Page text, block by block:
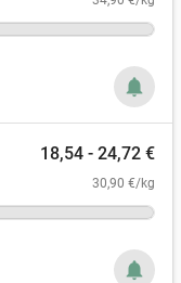
notifications
18,54 - 24,72 €
30,90 €/kg
notifications